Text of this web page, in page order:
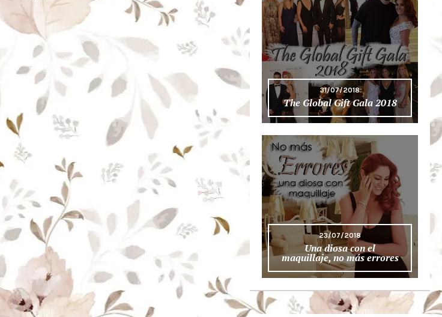
31/07/2018
The Global Gift Gala 2018
23/07/2018
Una diosa con el
maquillaje, no más errores